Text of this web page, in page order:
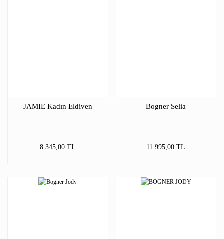
JAMIE Kadın Eldiven
8.345,00 TL
Bogner Selia
11.995,00 TL